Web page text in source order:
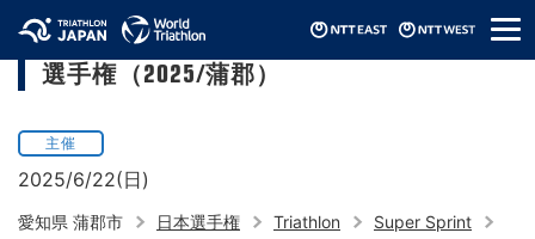
メ
ニ
日本スーパースプリントトライアスロン
選手権（2025/蒲郡）
主催
2025/6/22(日)
愛知県 蒲郡市 日本選手権 Triathlon
Super Sprint